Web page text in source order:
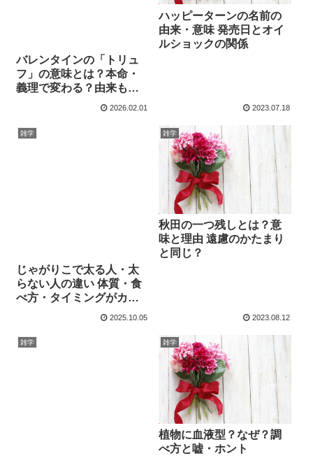
バレンタインの「トリュ
フ」の意味とは？本命・
義理で変わる？由来も解
2026.02.01
ハッピーターンの名前の
由来・意味 発売日とオイ
ルショックの関係
2023.07.18
雑学
じゃがりこで太る人・太
らない人の違い 体質・食
べ方・タイミングがカ
2025.10.05
雑学
秋田の一つ残しとは？意
味と理由 遠慮のかたまり
と同じ？
2023.08.12
雑学 雑学
植物に血液型？なぜ？調
べ方と嘘・ホント